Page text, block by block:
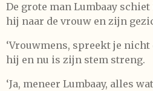
De grote man Lumbaay
hij naar de vrouw en zijn
‘Vrouwmens, spreekt je nicht
hij en nu is zijn stem streng.
‘Ja, meneer Lumbaay, alles